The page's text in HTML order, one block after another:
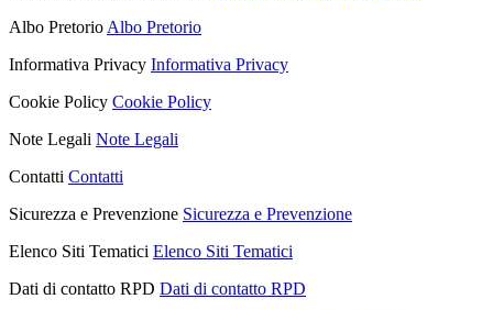
Albo Pretorio Albo Pretorio
Informativa Privacy Informativa Privacy
Cookie Policy Cookie Policy
Note Legali Note Legali
Contatti Contatti
Sicurezza e Prevenzione Sicurezza e Prevenzione
Elenco Siti Tematici Elenco Siti Tematici
Dati di contatto RPD Dati di contatto RPD